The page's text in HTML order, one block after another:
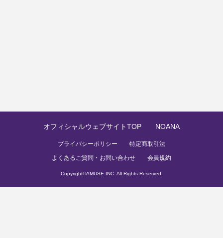
オフィシャルウェブサイトTOP NOANA
プライバシーポリシー
特定商取引法
よくあるご質問・お問い合わせ
会員規約
Copyright©AMUSE INC. All Rights Reserved.